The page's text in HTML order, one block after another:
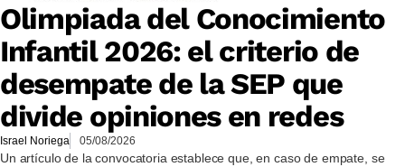
Olimpiada del Conocimiento
Infantil 2026: el criterio de
desempate de la SEP que
divide opiniones en redes
Israel Noriega 05/08/2026
Un artículo de la convocatoria establece que, en caso de empate, se